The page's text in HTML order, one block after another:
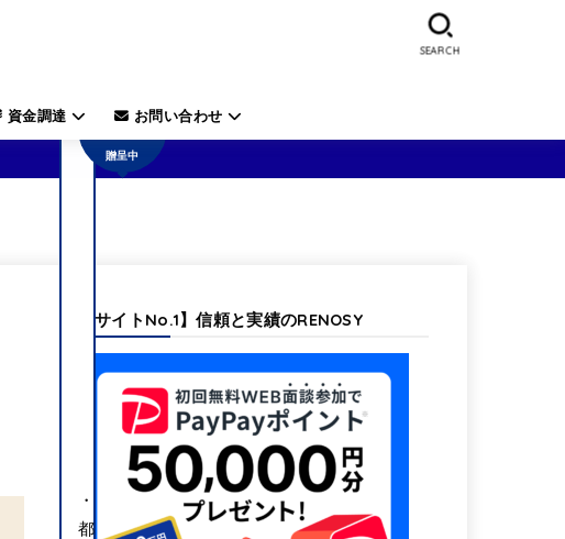
資金調達 お問い合わせ
SEARCH
【当サイトNo.1】信頼と実績のRENOSY
子ギフ
贈呈中
・
都